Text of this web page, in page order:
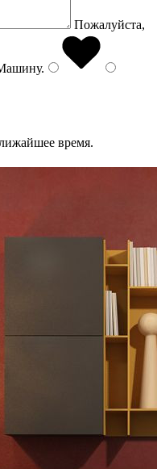
Пожалуйста,
.
время.